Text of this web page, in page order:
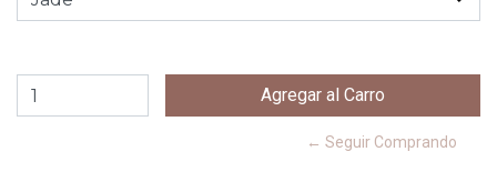
← Seguir Comprando